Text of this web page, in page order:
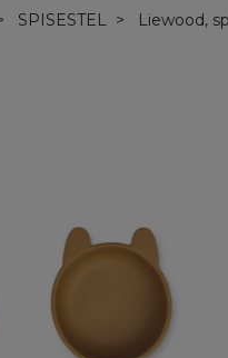
SPISESTEL Liewood,